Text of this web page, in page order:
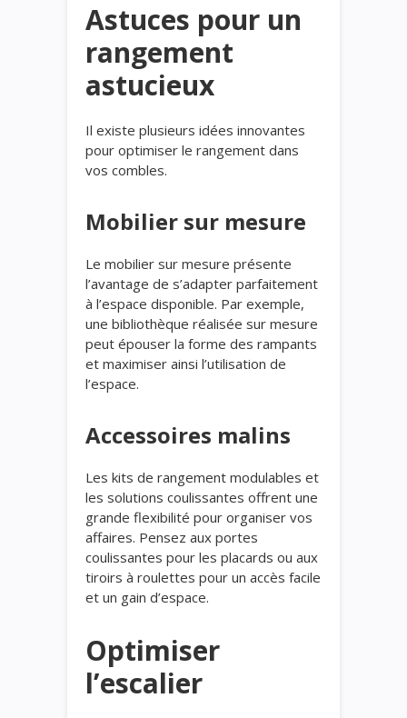
Astuces pour un
rangement
astucieux
Il existe plusieurs idées innovantes
pour optimiser le rangement dans
vos combles.
Mobilier sur mesure
Le mobilier sur mesure présente
l’avantage de s’adapter parfaitement
à l’espace disponible. Par exemple,
une bibliothèque réalisée sur mesure
peut épouser la forme des rampants
et maximiser ainsi l’utilisation de
l’espace.
Accessoires malins
Les kits de rangement modulables et
les solutions coulissantes offrent une
grande flexibilité pour organiser vos
affaires. Pensez aux portes
coulissantes pour les placards ou aux
tiroirs à roulettes pour un accès facile
et un gain d’espace.
Optimiser
l’escalier